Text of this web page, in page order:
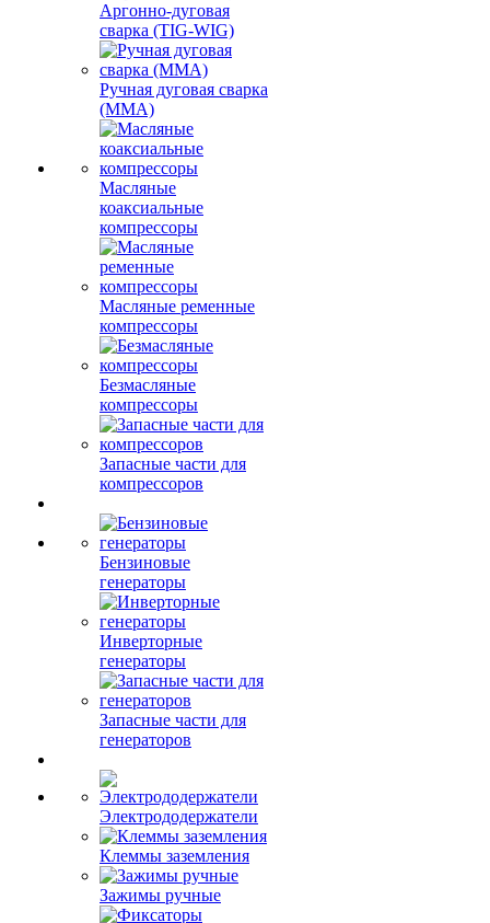
Аргонно-дуговая
сварка (TIG-WIG)
Ручная дуговая сварка
(MMA)
Масляные
коаксиальные
компрессоры
Масляные ременные
компрессоры
Безмасляные
компрессоры
Запасные части для
компрессоров
Бензиновые
генераторы
Инверторные
генераторы
Запасные части для
генераторов
Электрододержатели
Клеммы заземления
Зажимы ручные